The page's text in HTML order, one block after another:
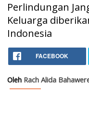
Perlindungan
Keluarga
Indonesia
Home
Keuangan
FACEBOOK
Oleh Rach Alida